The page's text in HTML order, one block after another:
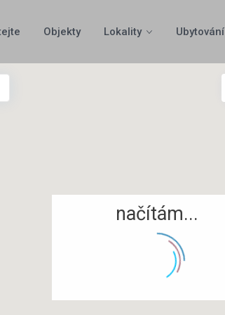
Objekty Lokality Ubytování
načítám...